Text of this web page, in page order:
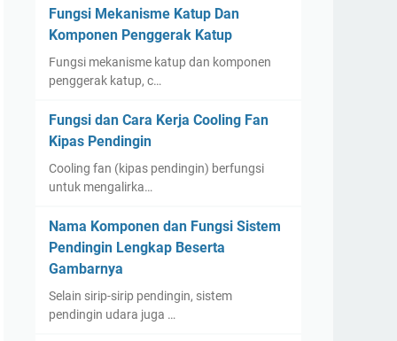
Fungsi Mekanisme Katup Dan
Komponen Penggerak Katup
Fungsi mekanisme katup dan komponen
penggerak katup, c…
Fungsi dan Cara Kerja Cooling Fan
Kipas Pendingin
Cooling fan (kipas pendingin) berfungsi
untuk mengalirka…
Nama Komponen dan Fungsi Sistem
Pendingin Lengkap Beserta
Gambarnya
Selain sirip-sirip pendingin, sistem
pendingin udara juga …